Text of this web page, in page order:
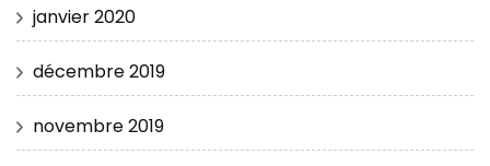
janvier 2020
décembre 2019
novembre 2019